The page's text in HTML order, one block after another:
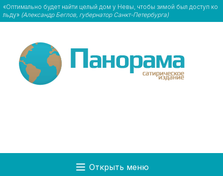
«Оптимально будет найти целый дом у Невы, чтобы зимой был доступ ко
льду» (Александр Беглов, губернатор Санкт-Петербурга)
Открыть меню